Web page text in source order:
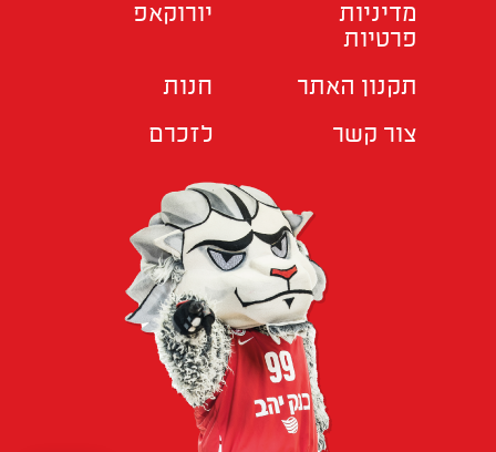
מדיניות
פרטיות
יורוקאפ
תקנון האתר
חנות
צור קשר
לזכרם